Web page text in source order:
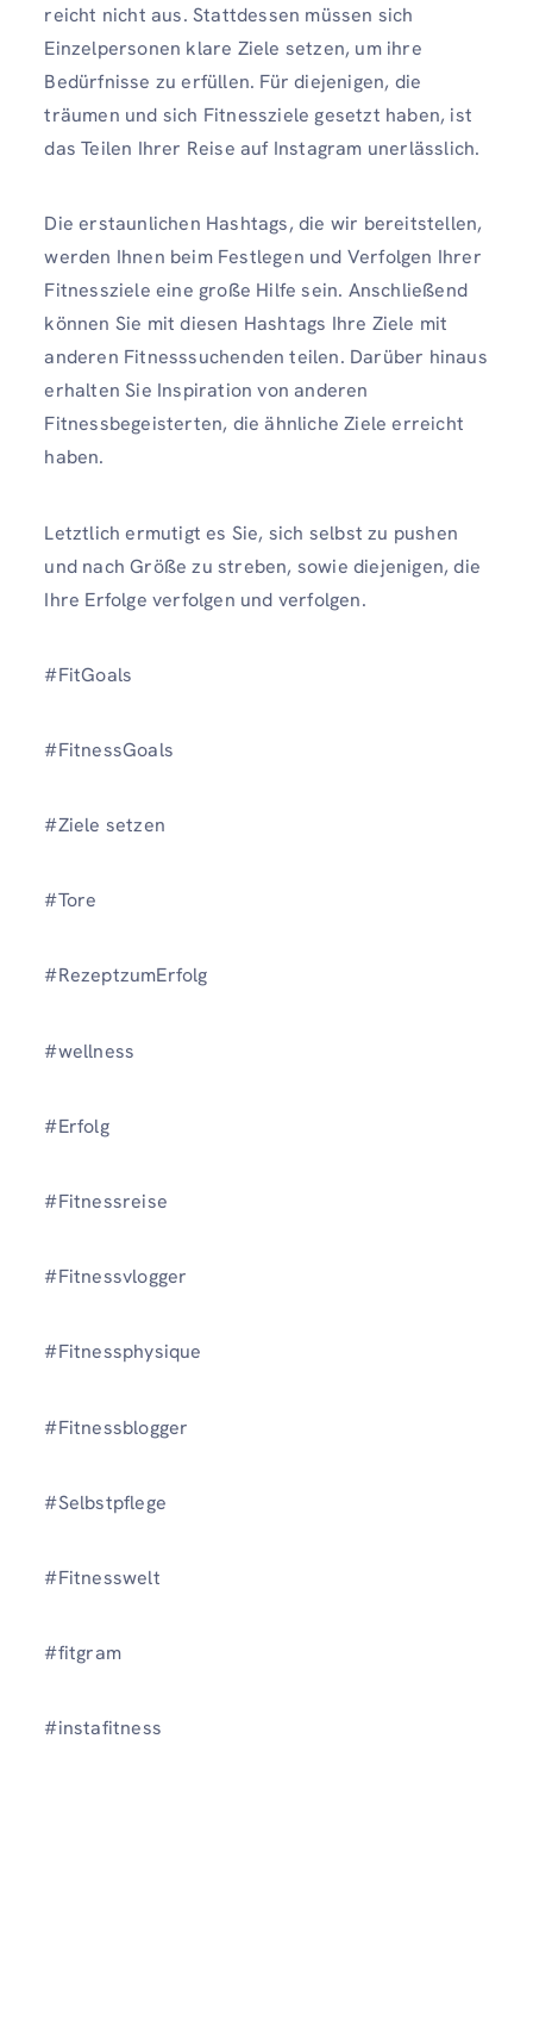
reicht nicht aus. Stattdessen müssen sich
Einzelpersonen klare Ziele setzen, um ihre
Bedürfnisse zu erfüllen. Für diejenigen, die
träumen und sich Fitnessziele gesetzt haben, ist
das Teilen Ihrer Reise auf Instagram unerlässlich.
Die erstaunlichen Hashtags, die wir bereitstellen,
werden Ihnen beim Festlegen und Verfolgen Ihrer
Fitnessziele eine große Hilfe sein. Anschließend
können Sie mit diesen Hashtags Ihre Ziele mit
anderen Fitnesssuchenden teilen. Darüber hinaus
erhalten Sie Inspiration von anderen
Fitnessbegeisterten, die ähnliche Ziele erreicht
haben.
Letztlich ermutigt es Sie, sich selbst zu pushen
und nach Größe zu streben, sowie diejenigen, die
Ihre Erfolge verfolgen und verfolgen.
#FitGoals
#FitnessGoals
#Ziele setzen
#Tore
#RezeptzumErfolg
#wellness
#Erfolg
#Fitnessreise
#Fitnessvlogger
#Fitnessphysique
#Fitnessblogger
#Selbstpflege
#Fitnesswelt
#fitgram
#instafitness